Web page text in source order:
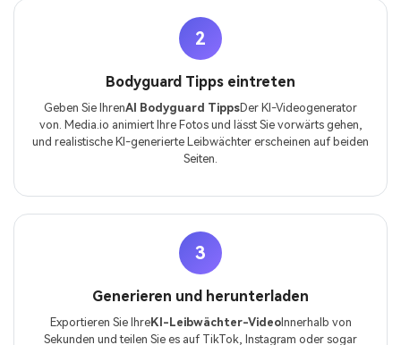
2
Bodyguard Tipps eintreten
Geben Sie IhrenAI Bodyguard TippsDer KI-Videogenerator
von. Media.io animiert Ihre Fotos und lässt Sie vorwärts gehen,
und realistische KI-generierte Leibwächter erscheinen auf beiden
Seiten.
3
Generieren und herunterladen
Exportieren Sie IhreKI-Leibwächter-VideoInnerhalb von
Sekunden und teilen Sie es auf TikTok, Instagram oder sogar